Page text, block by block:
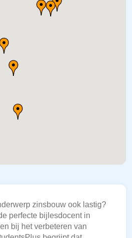
zinsbouw ook lastig?
perfecte bijlesdocent in
bij het verbeteren van